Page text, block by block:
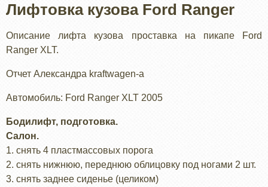
Лифтовка кузова Ford Ranger
Описание лифта кузова проставка на пикапе Ford
Ranger XLT.
Отчет Александра kraftwagen-а
Автомобиль: Ford Ranger XLT 2005
Бодилифт, подготовка.
Салон.
1. снять 4 пластмассовых порога
2. снять нижнюю, переднюю облицовку под ногами 2 шт.
3. снять заднее сиденье (целиком)